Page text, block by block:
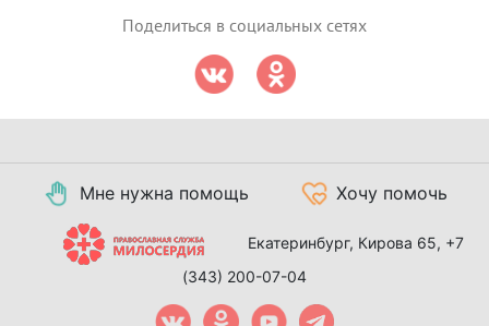
Поделиться в социальных сетях
Мне нужна помощь Хочу помочь
Екатеринбург, Кирова 65, +7
(343) 200-07-04